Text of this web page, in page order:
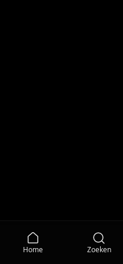
Home Zoeken